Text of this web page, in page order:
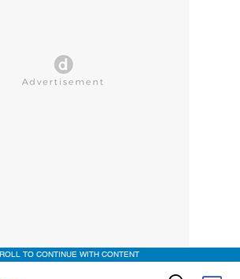
TO CONTINUE WITH CONTENT